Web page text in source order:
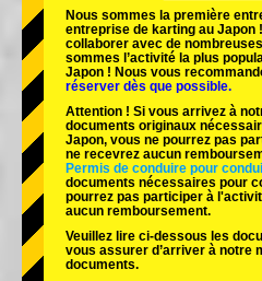
Tokyo Shibuya Annexe
Tokyo Asakusa
Nous sommes la première
entreprise de karting au Japon
collaborer avec de
sommes l’activité la plus
Japon ! Nous vous
réserver dès que possible.
Attention ! Si vous arrivez à
documents originaux
Japon, vous ne pourrez pas
ne recevrez aucun
Permis de conduire pour
documents nécessaires pour
pourrez pas participer à
aucun remboursement.
Veuillez lire ci-dessous les
vous assurer d’arriver à notre
documents.